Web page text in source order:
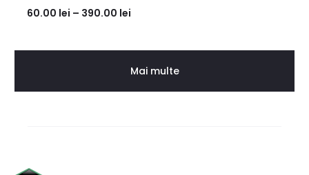
60.00 lei – 390.00 lei
Mai multe